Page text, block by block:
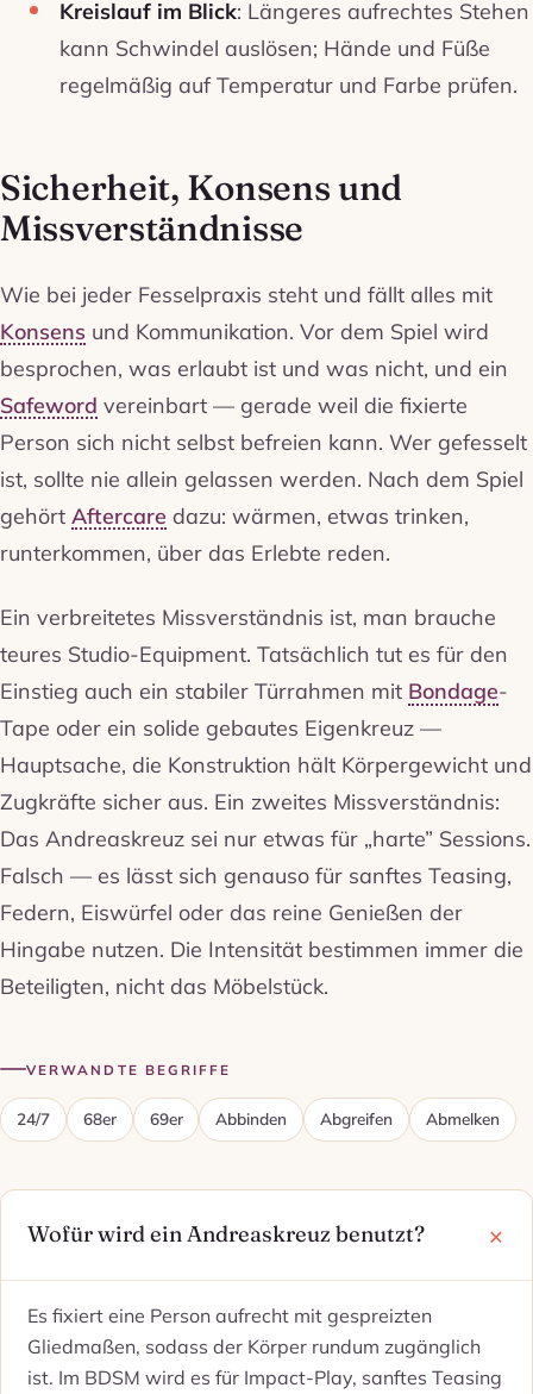
Kreislauf im Blick: Längeres aufrechtes Stehen
kann Schwindel auslösen; Hände und Füße
regelmäßig auf Temperatur und Farbe prüfen.
Sicherheit, Konsens und
Missverständnisse
Wie bei jeder Fesselpraxis steht und fällt alles mit
Konsens und Kommunikation. Vor dem Spiel wird
besprochen, was erlaubt ist und was nicht, und ein
Safeword vereinbart — gerade weil die fixierte
Person sich nicht selbst befreien kann. Wer gefesselt
ist, sollte nie allein gelassen werden. Nach dem Spiel
gehört Aftercare dazu: wärmen, etwas trinken,
runterkommen, über das Erlebte reden.
Ein verbreitetes Missverständnis ist, man brauche
teures Studio-Equipment. Tatsächlich tut es für den
Einstieg auch ein stabiler Türrahmen mit Bondage-
Tape oder ein solide gebautes Eigenkreuz —
Hauptsache, die Konstruktion hält Körpergewicht und
Zugkräfte sicher aus. Ein zweites Missverständnis:
Das Andreaskreuz sei nur etwas für „harte” Sessions.
Falsch — es lässt sich genauso für sanftes Teasing,
Federn, Eiswürfel oder das reine Genießen der
Hingabe nutzen. Die Intensität bestimmen immer die
Beteiligten, nicht das Möbelstück.
VERWANDTE BEGRIFFE
24/7 68er 69er Abbinden Abgreifen Abmelken
Wofür wird ein Andreaskreuz benutzt?
Es fixiert eine Person aufrecht mit gespreizten
Gliedmaßen, sodass der Körper rundum zugänglich
ist. Im BDSM wird es für Impact-Play, sanftes Teasing